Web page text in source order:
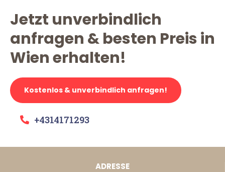
Jetzt unverbindlich
anfragen & besten Preis in
Wien erhalten!
Kostenlos & unverbindlich anfragen!
+4314171293
ADRESSE